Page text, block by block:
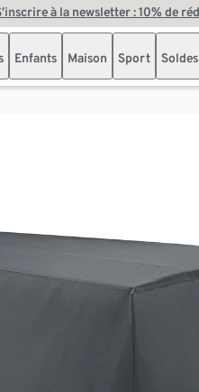
à la newsletter : 10% de
Enfants Maison Sport Soldes